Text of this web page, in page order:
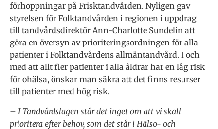
förhoppningar på Frisktandvården. Nyligen gav
styrelsen för Folktandvården i regionen i uppdrag
till tandvårdsdirektör Ann-Charlotte Sundelin att
göra en översyn av prioriteringsordningen för alla
patienter i Folktandvårdens allmäntandvård. I och
med att allt fler patienter i alla åldrar har en låg risk
för ohälsa, önskar man säkra att det finns resurser
till patienter med hög risk.
– I Tandvårdslagen står det inget om att vi skall
prioritera efter behov, som det står i Hälso- och